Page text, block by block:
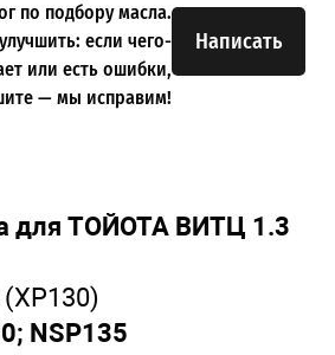
Написать
по подбору масла.
если чего-
или есть ошибки,
— мы исправим!
для ТОЙОТА ВИТЦ 1.3
(XP130)
NSP135